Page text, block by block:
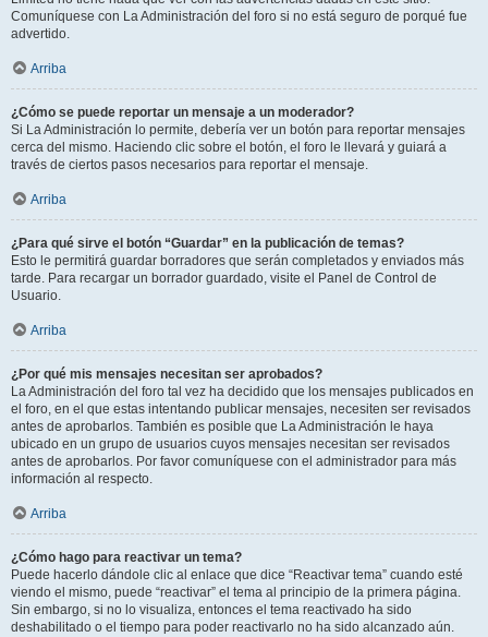
Comuníquese con La Administración del foro si no está seguro de porqué fue
advertido.
Arriba
¿Cómo se puede reportar un mensaje a un moderador?
Si La Administración lo permite, debería ver un botón para reportar mensajes
cerca del mismo. Haciendo clic sobre el botón, el foro le llevará y guiará a
través de ciertos pasos necesarios para reportar el mensaje.
Arriba
¿Para qué sirve el botón “Guardar” en la publicación de temas?
Esto le permitirá guardar borradores que serán completados y enviados más
tarde. Para recargar un borrador guardado, visite el Panel de Control de
Usuario.
Arriba
¿Por qué mis mensajes necesitan ser aprobados?
La Administración del foro tal vez ha decidido que los mensajes publicados en
el foro, en el que estas intentando publicar mensajes, necesiten ser revisados
antes de aprobarlos. También es posible que La Administración le haya
ubicado en un grupo de usuarios cuyos mensajes necesitan ser revisados
antes de aprobarlos. Por favor comuníquese con el administrador para más
información al respecto.
Arriba
¿Cómo hago para reactivar un tema?
Puede hacerlo dándole clic al enlace que dice “Reactivar tema” cuando esté
viendo el mismo, puede “reactivar” el tema al principio de la primera página.
Sin embargo, si no lo visualiza, entonces el tema reactivado ha sido
deshabilitado o el tiempo para poder reactivarlo no ha sido alcanzado aún.